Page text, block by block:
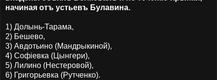
начиная отъ устьевъ Булавина.
1) Долынь-Тарама,
2) Бешево,
3) Авдотьино (Мандрыкиной),
4) Софiевка (Цынгери),
5) Лилино (Нестеровой),
6) Григорьевка (Рутченко).